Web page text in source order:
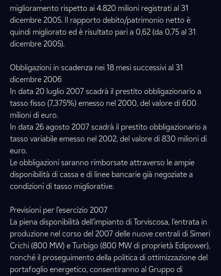
miglioramento rispetto ai 4.820 milioni registrati al 31
dicembre 2005. Il rapporto debito/patrimonio netto è
quindi migliorato ed è risultato pari a 0,62 (da 0,75 al 31
dicembre 2005).
Obbligazioni in scadenza nei 18 mesi successivi al 31
dicembre 2006
In data 20 luglio 2007 scadrà il prestito obbligazionario a
tasso fisso (7,375%) emesso nel 2000, del valore di 600
milioni di euro.
In data 26 agosto 2007 scadrà il prestito obbligazionario a
tasso variabile emesso nel 2002, del valore di 830 milioni di
euro.
Le obbligazioni saranno rimborsate attraverso le ampie
disponibilità di cassa e di linee bancarie già negoziate a
condizioni di tasso migliorative.
Previsioni per l’esercizio 2007
La piena disponibilità dell’impianto di Torviscosa, l’entrata in
produzione nel corso del 2007 delle nuove centrali di Simeri
Crichi (800 MW) e Turbigo (800 MW di proprietà Edipower),
nonché il proseguimento della politica di ottimizzazione del
portafoglio energetico, consentiranno al Gruppo di